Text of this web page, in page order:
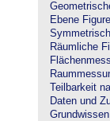
Ebene
Räumliche
Teilbarkeit
Daten und